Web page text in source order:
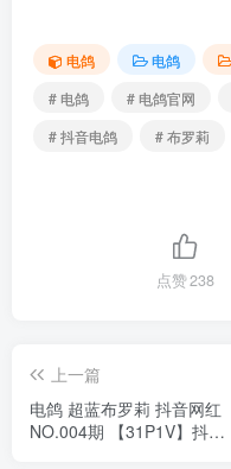
电鸽 电鸽
# 电鸽
# 电鸽官网
# 抖音电鸽
# 布罗莉
点赞238
上一篇
电鸽 超蓝布罗莉 抖音网红
NO.004期 【31P1V】抖音